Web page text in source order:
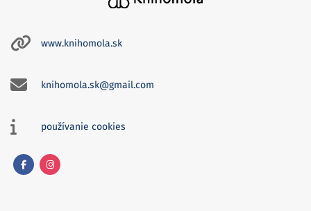
www.knihomola.sk
knihomola.sk@gmail.com
používanie cookies